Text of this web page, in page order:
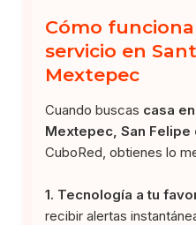
Cómo
servicio en
Mextepec
Cuando buscas casa
Mextepec, San
CuboRed, obtienes lo
1. Tecnología a tu
recibir alertas